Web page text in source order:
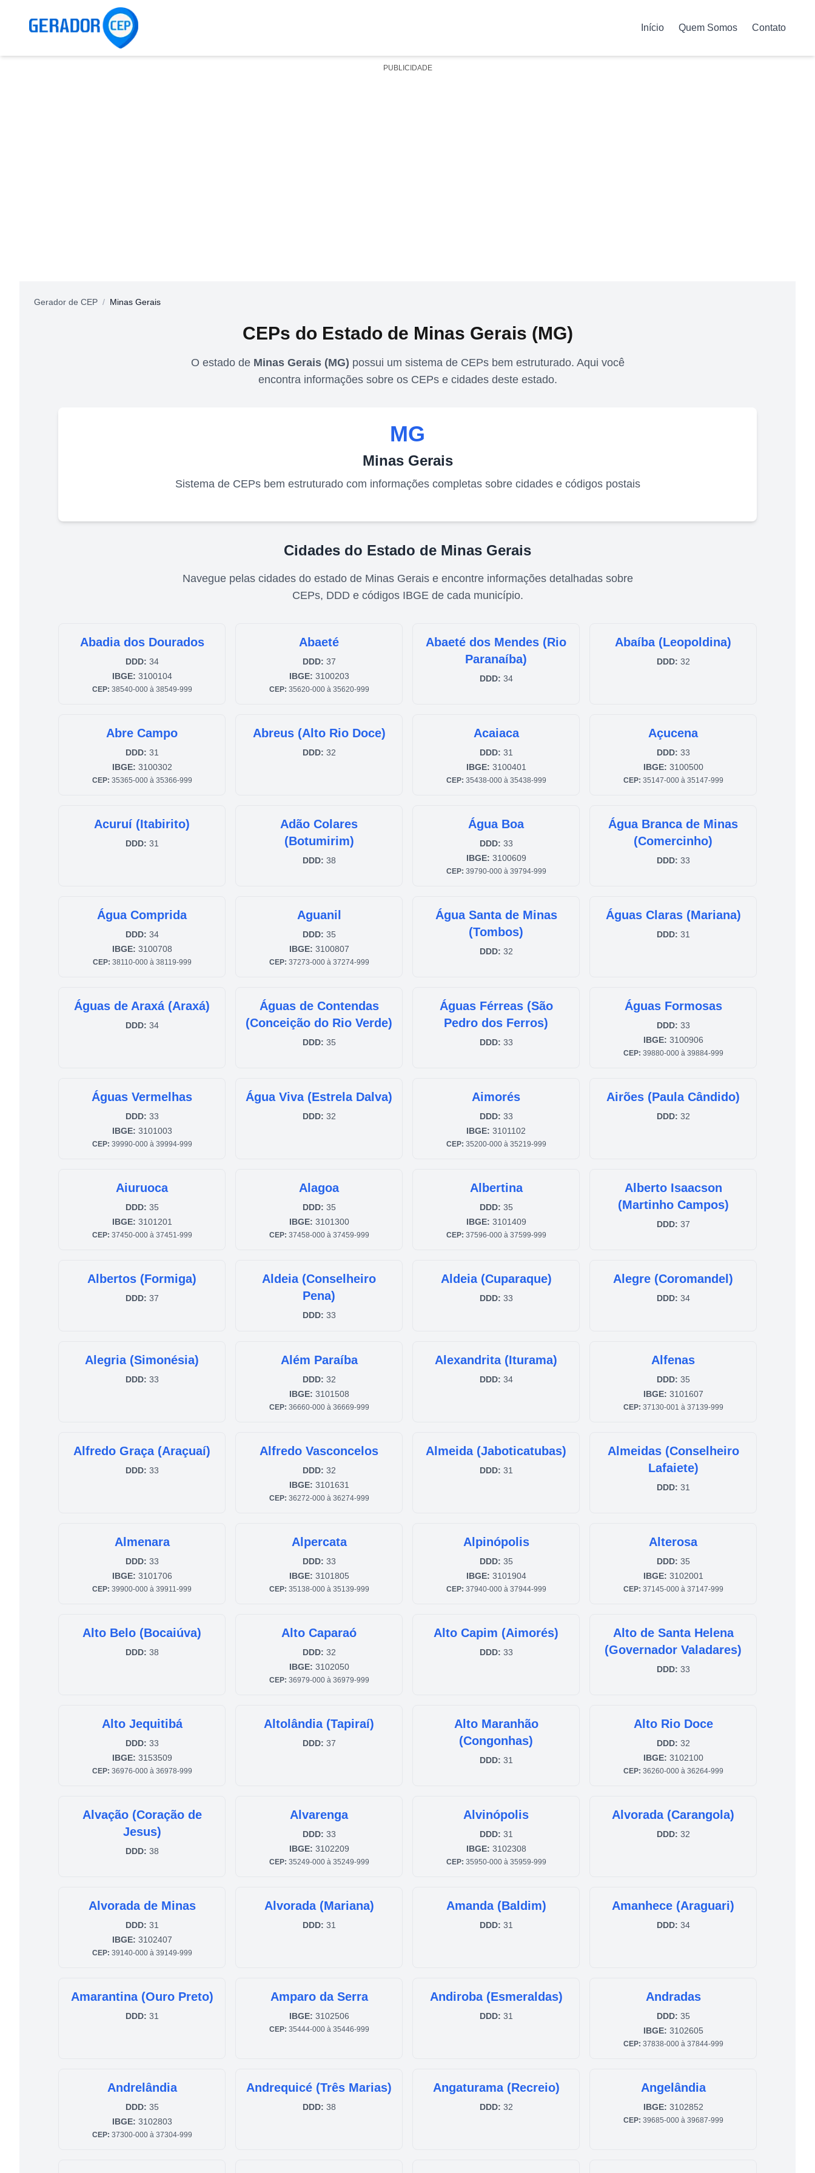
Início Quem Somos Contato
PUBLICIDADE
Gerador de CEP / Minas Gerais
CEPs do Estado de Minas Gerais (MG)
O estado de Minas Gerais(MG) possui um sistema de CEPs bem estruturado. Aqui você
encontra informações sobre os CEPs e cidades deste estado.
MG
Minas Gerais
Sistema de CEPs bem estruturado com informações completas sobre cidades e códigos postais
Cidades do Estado de Minas Gerais
Navegue pelas cidades do estado de Minas Geraise encontre informações detalhadas sobre
CEPs, DDD e códigos IBGE de cada município.
Abadia dos Dourados
DDD: 34
IBGE: 3100104
CEP: 38540-000 à 38549-999
Abaeté
DDD: 37
IBGE: 3100203
CEP: 35620-000 à 35620-999
Abaeté dos Mendes (Rio
Paranaíba)
DDD: 34
Abaíba (Leopoldina)
DDD: 32
Abre Campo
DDD: 31
IBGE: 3100302
CEP: 35365-000 à 35366-999
Abreus (Alto Rio Doce)
DDD: 32
Acaiaca
DDD: 31
IBGE: 3100401
CEP: 35438-000 à 35438-999
Açucena
DDD: 33
IBGE: 3100500
CEP: 35147-000 à 35147-999
Acuruí (Itabirito)
DDD: 31
Adão Colares
(Botumirim)
DDD: 38
Água Boa
DDD: 33
IBGE: 3100609
CEP: 39790-000 à 39794-999
Água Branca de Minas
(Comercinho)
DDD: 33
Água Comprida
DDD: 34
IBGE: 3100708
CEP: 38110-000 à 38119-999
Aguanil
DDD: 35
IBGE: 3100807
CEP: 37273-000 à 37274-999
Água Santa de Minas
(Tombos)
DDD: 32
Águas Claras (Mariana)
DDD: 31
Águas de Araxá (Araxá)
DDD: 34
Águas de Contendas
(Conceição do Rio Verde)
DDD: 35
Águas Férreas (São
Pedro dos Ferros)
DDD: 33
Águas Formosas
DDD: 33
IBGE: 3100906
CEP: 39880-000 à 39884-999
Águas Vermelhas
DDD: 33
IBGE: 3101003
CEP: 39990-000 à 39994-999
Água Viva (Estrela Dalva)
DDD: 32
Aimorés
DDD: 33
IBGE: 3101102
CEP: 35200-000 à 35219-999
Airões (Paula Cândido)
DDD: 32
Aiuruoca
DDD: 35
IBGE: 3101201
CEP: 37450-000 à 37451-999
Alagoa
DDD: 35
IBGE: 3101300
CEP: 37458-000 à 37459-999
Albertina
DDD: 35
IBGE: 3101409
CEP: 37596-000 à 37599-999
Alberto Isaacson
(Martinho Campos)
DDD: 37
Albertos (Formiga)
DDD: 37
Aldeia (Conselheiro
Pena)
DDD: 33
Aldeia (Cuparaque)
DDD: 33
Alegre (Coromandel)
DDD: 34
Alegria (Simonésia)
DDD: 33
Além Paraíba
DDD: 32
IBGE: 3101508
CEP: 36660-000 à 36669-999
Alexandrita (Iturama)
DDD: 34
Alfenas
DDD: 35
IBGE: 3101607
CEP: 37130-001 à 37139-999
Alfredo Graça (Araçuaí)
DDD: 33
Alfredo Vasconcelos
DDD: 32
IBGE: 3101631
CEP: 36272-000 à 36274-999
Almeida (Jaboticatubas)
DDD: 31
Almeidas (Conselheiro
Lafaiete)
DDD: 31
Almenara
DDD: 33
IBGE: 3101706
CEP: 39900-000 à 39911-999
Alpercata
DDD: 33
IBGE: 3101805
CEP: 35138-000 à 35139-999
Alpinópolis
DDD: 35
IBGE: 3101904
CEP: 37940-000 à 37944-999
Alterosa
DDD: 35
IBGE: 3102001
CEP: 37145-000 à 37147-999
Alto Belo (Bocaiúva)
DDD: 38
Alto Caparaó
DDD: 32
IBGE: 3102050
CEP: 36979-000 à 36979-999
Alto Capim (Aimorés)
DDD: 33
Alto de Santa Helena
(Governador Valadares)
DDD: 33
Alto Jequitibá
DDD: 33
IBGE: 3153509
CEP: 36976-000 à 36978-999
Altolândia (Tapiraí)
DDD: 37
Alto Maranhão
(Congonhas)
DDD: 31
Alto Rio Doce
DDD: 32
IBGE: 3102100
CEP: 36260-000 à 36264-999
Alvação (Coração de
Jesus)
DDD: 38
Alvarenga
DDD: 33
IBGE: 3102209
CEP: 35249-000 à 35249-999
Alvinópolis
DDD: 31
IBGE: 3102308
CEP: 35950-000 à 35959-999
Alvorada (Carangola)
DDD: 32
Alvorada de Minas
DDD: 31
IBGE: 3102407
CEP: 39140-000 à 39149-999
Alvorada (Mariana)
DDD: 31
Amanda (Baldim)
DDD: 31
Amanhece (Araguari)
DDD: 34
Amarantina (Ouro Preto)
DDD: 31
Amparo da Serra
IBGE: 3102506
CEP: 35444-000 à 35446-999
Andiroba (Esmeraldas)
DDD: 31
Andradas
DDD: 35
IBGE: 3102605
CEP: 37838-000 à 37844-999
Andrelândia
DDD: 35
IBGE: 3102803
CEP: 37300-000 à 37304-999
Andrequicé (Três Marias)
DDD: 38
Angaturama (Recreio)
DDD: 32
Angelândia
IBGE: 3102852
CEP: 39685-000 à 39687-999